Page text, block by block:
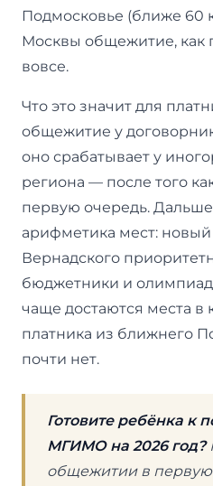
Подмосковье (ближе
Москвы общежитие, как
вовсе.
Что это значит для
общежитие у
оно срабатывает у
региона — после того
первую очередь. Дальше
арифметика мест: новый
Вернадского
бюджетники и
чаще достаются места
платника из ближнего
почти нет.
Готовите ребёнка к
МГИМО на 2026 год?
общежитии в первую